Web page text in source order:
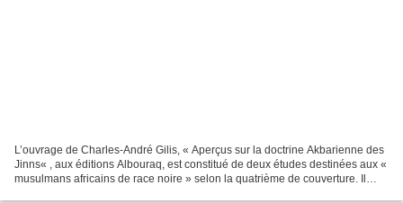
L’ouvrage de Charles-André Gilis, « Aperçus sur la doctrine Akbarienne des
Jinns« , aux éditions Albouraq, est constitué de deux études destinées aux «
musulmans africains de race noire » selon la quatrième de couverture. Il